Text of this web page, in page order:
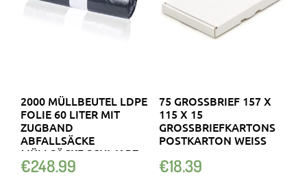
2000 MÜLLBEUTEL LDPE
FOLIE 60 LITER MIT
ZUGBAND
ABFALLSÄCKE
MÜLLSÄCKE SCHWARZ
€248.99
75 GROSSBRIEF 157 X 1
15 X 15 G
ROSSBRIEFKARTONS PO
STKARTON WEISS
€18.39